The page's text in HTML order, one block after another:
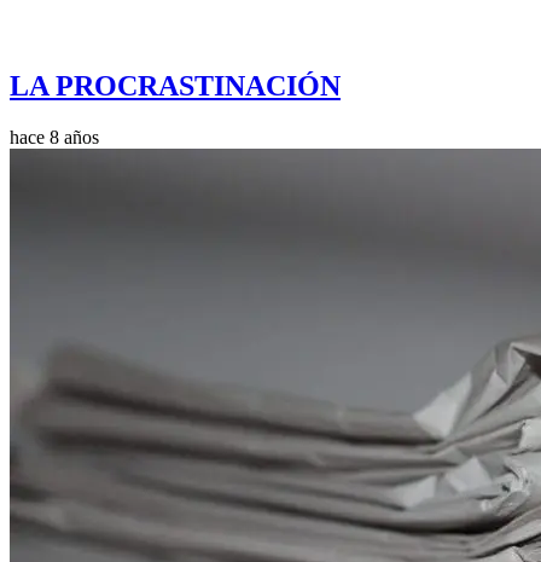
LA PROCRASTINACIÓN
hace 8 años